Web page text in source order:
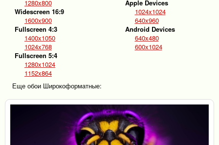
1280x800
Widescreen 16:9
1600x900
Fullscreen 4:3
1400x1050
1024x768
Fullscreen 5:4
1280x1024
1152x864
Apple Devices
1024x1024
640x960
Android Devices
640x480
600x1024
Еще обои Широкоформатные: